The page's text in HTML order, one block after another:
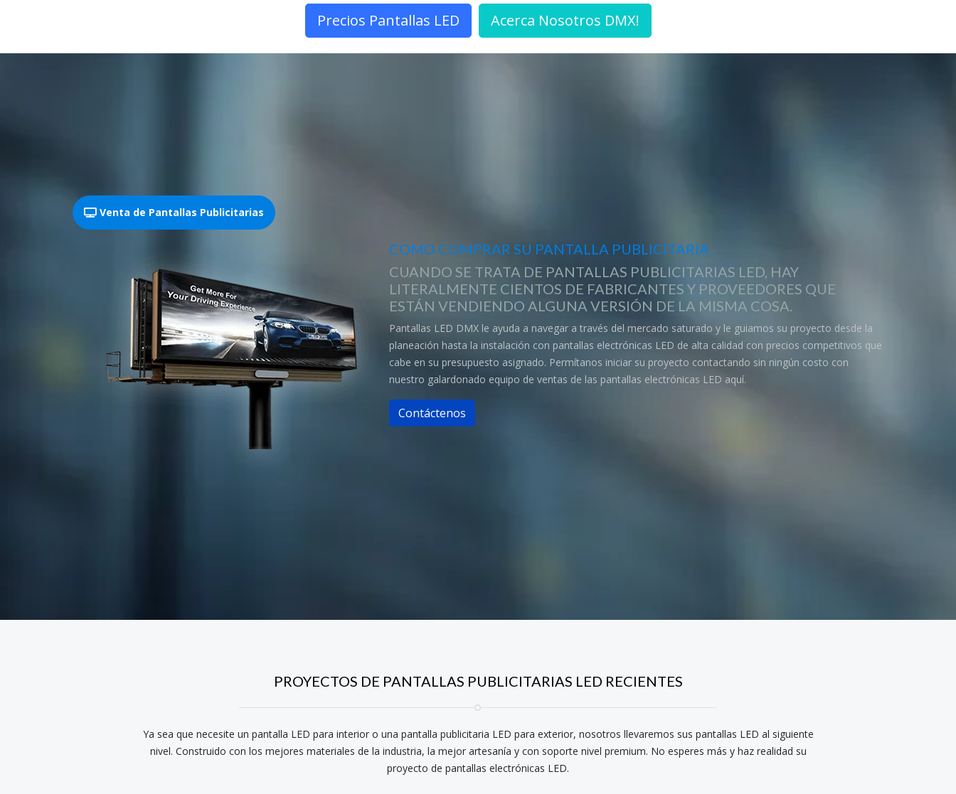
Precios Pantallas LED Acerca Nosotros DMX!
Venta de Pantallas Publicitarias
COMO COMPRAR SU PANTALLA PUBLICITARIA
CUANDO SE TRATA DE PANTALLAS PUBLICITARIAS LED, HAY
LITERALMENTE CIENTOS DE FABRICANTES Y PROVEEDORES QUE
ESTÁN VENDIENDO ALGUNA VERSIÓN DE LA MISMA COSA.
Pantallas LED DMX le ayuda a navegar a través del mercado saturado y le guiamos su proyecto desde la
planeación hasta la instalación con pantallas electrónicas LED de alta calidad con precios competitivos que
cabe en su presupuesto asignado. Permítanos iniciar su proyecto contactando sin ningún costo con
nuestro galardonado equipo de ventas de las pantallas electrónicas LED aquí.
Contáctenos
PROYECTOS DE PANTALLAS PUBLICITARIAS LED RECIENTES
Ya sea que necesite un pantalla LED para interior o una pantalla publicitaria LED para exterior, nosotros llevaremos sus pantallas LED al siguiente
nivel. Construido con los mejores materiales de la industria, la mejor artesanía y con soporte nivel premium. No esperes más y haz realidad su
proyecto de pantallas electrónicas LED.